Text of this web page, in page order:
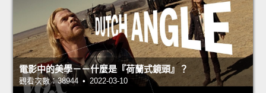
電影中的美學－－什麼是『荷蘭式鏡頭』？
觀看次數：38944 • 2022-03-10